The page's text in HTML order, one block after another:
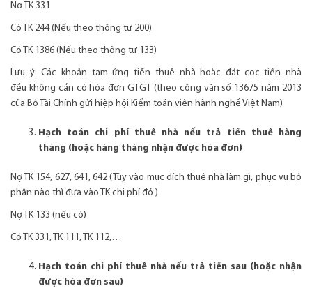
Nợ TK 331
Có TK 244 (Nếu theo thông tư 200)
Có TK 1386 (Nếu theo thông tư 133)
Lưu ý: Các khoản tạm ứng tiền thuê nhà hoặc đặt cọc tiền nhà
đều không cần có hóa đơn GTGT (theo công văn số 13675 năm 2013
của Bộ Tài Chính gửi hiệp hội Kiểm toán viên hành nghề Việt Nam)
Hạch toán chi phí thuê nhà nếu trả tiền thuê hàng
tháng (hoặc hàng tháng nhận được hóa đơn)
Nợ TK 154, 627, 641, 642 (Tùy vào mục đích thuê nhà làm gì, phục vụ bộ
phận nào thì đưa vào TK chi phí đó )
Nợ TK 133 (nếu có)
Có TK 331, TK 111, TK 112,…
Hạch toán chi phí thuê nhà nếu trả tiền sau (hoặc nhận
được hóa đơn sau)